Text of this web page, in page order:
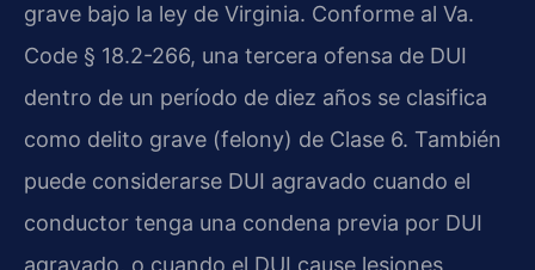
grave bajo la ley de Virginia. Conforme al Va.
Code § 18.2-266, una tercera ofensa de DUI
dentro de un período de diez años se clasifica
como delito grave (felony) de Clase 6. También
puede considerarse DUI agravado cuando el
conductor tenga una condena previa por DUI
agravado, o cuando el DUI cause lesiones